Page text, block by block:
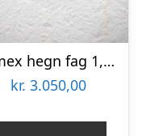
Wimex hegn fag 1,4×1,895m – 9968000031
kr. 3.050,00